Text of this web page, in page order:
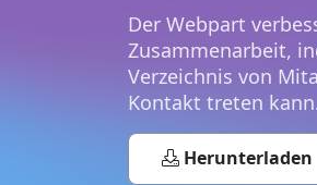
Der Webpart
Zusammenarbeit,
Verzeichnis von
Kontakt treten
Herunterladen